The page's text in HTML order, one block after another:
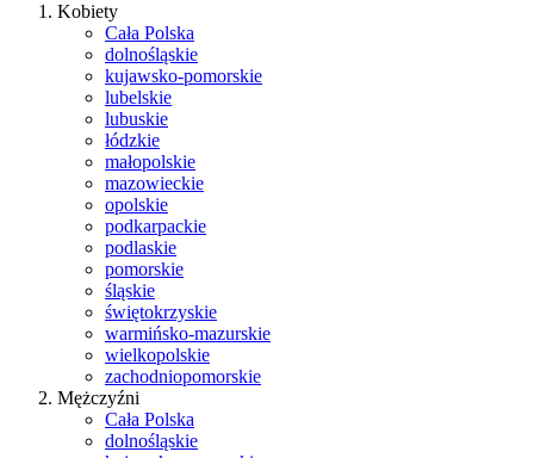
Kobiety
Cała Polska
dolnośląskie
kujawsko-pomorskie
lubelskie
lubuskie
łódzkie
małopolskie
mazowieckie
opolskie
podkarpackie
podlaskie
pomorskie
śląskie
świętokrzyskie
warmińsko-mazurskie
wielkopolskie
zachodniopomorskie
Mężczyźni
Cała Polska
dolnośląskie